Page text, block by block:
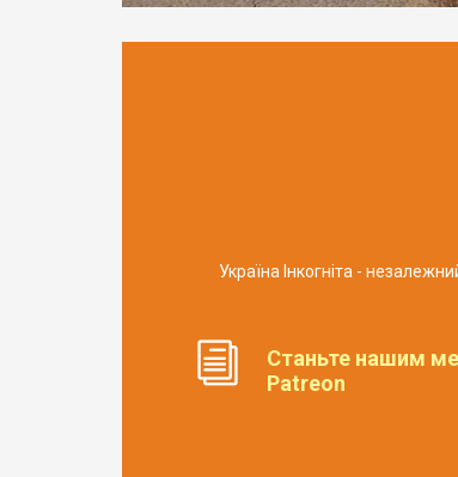
Україна Інкогніта -
Станьте нашим
Patreon